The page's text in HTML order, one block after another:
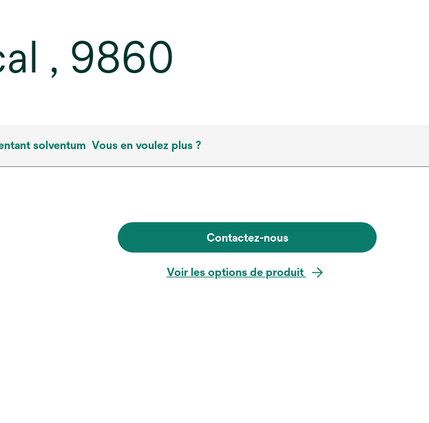
, 9860
solventum Vous en voulez plus ?
Contactez-nous
Voir les options de produit